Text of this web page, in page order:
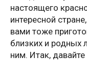
настоящего
интересной
вами тоже
близких и родных
ним. Итак,